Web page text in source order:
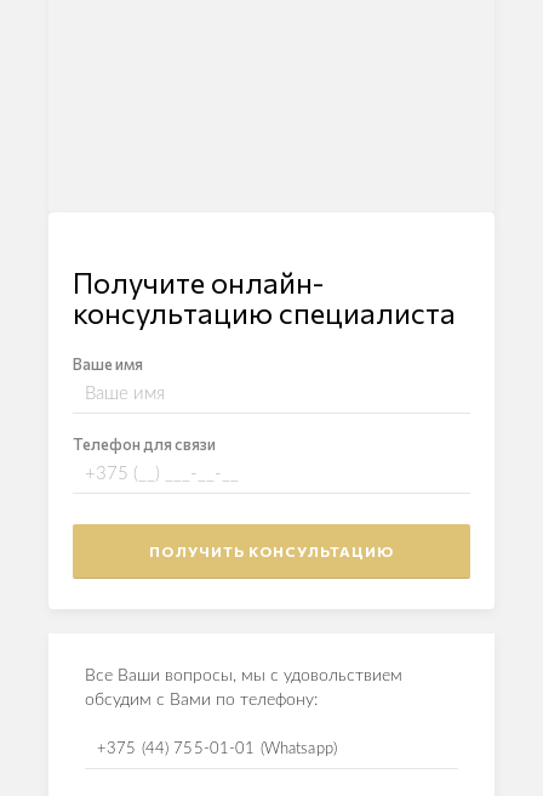
Получите онлайн-
консультацию специалиста
Ваше имя
Телефон для связи
Все Ваши вопросы, мы с удовольствием
обсудим с Вами по телефону:
+375 (44) 755-01-01 (Whatsapp)